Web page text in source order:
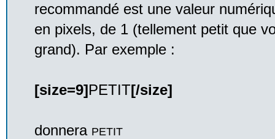
recommandé est une valeur
en pixels, de 1 (tellement petit que
grand). Par exemple :
[size=9]PETIT[/size]
donnera PETIT